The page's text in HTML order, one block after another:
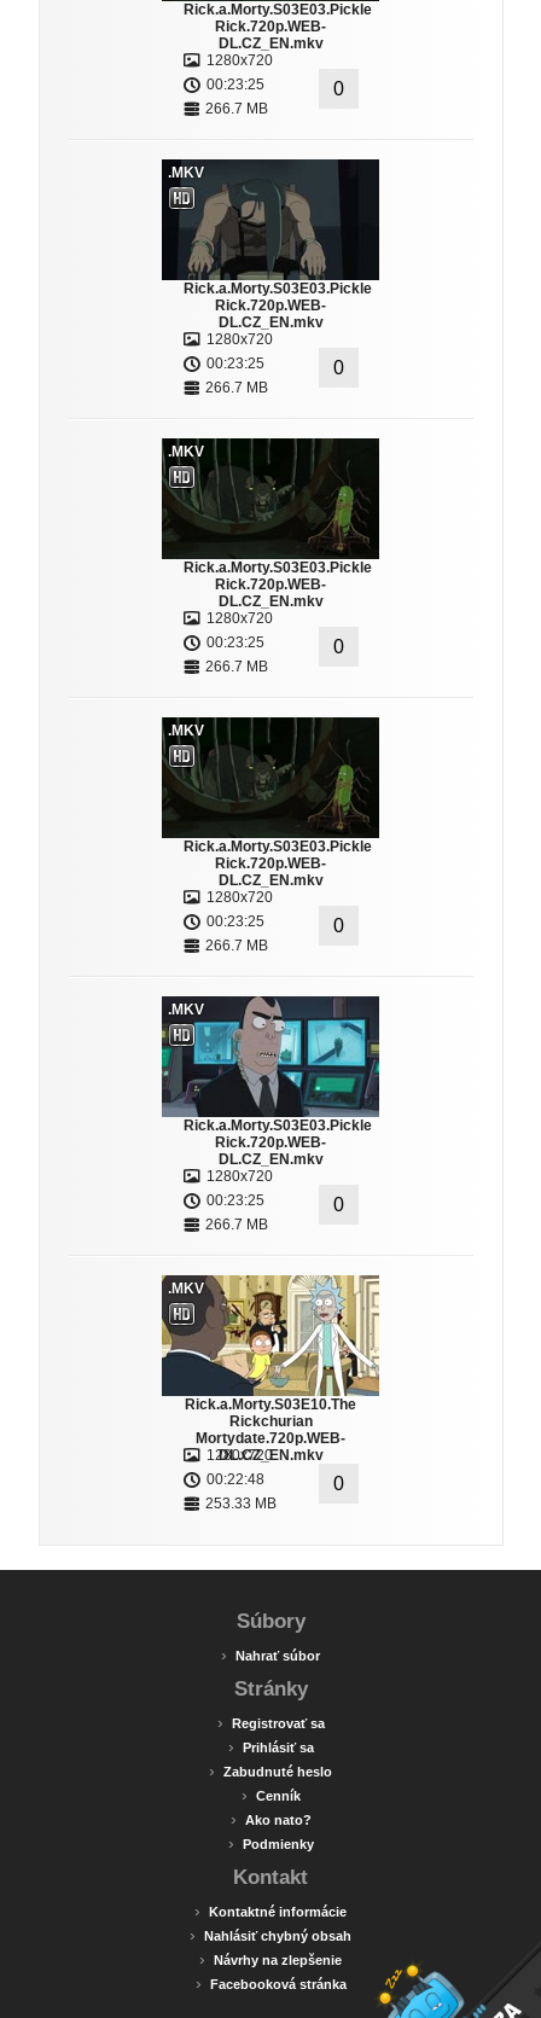
Rick.a.Morty.S03E03.Pickle
Rick.720p.WEB-
DL.CZ_EN.mkv
1280x720
00:23:25
266.7 MB
0
.MKV
Rick.a.Morty.S03E03.Pickle
Rick.720p.WEB-
DL.CZ_EN.mkv
1280x720
00:23:25
266.7 MB
0
.MKV
Rick.a.Morty.S03E03.Pickle
Rick.720p.WEB-
DL.CZ_EN.mkv
1280x720
00:23:25
266.7 MB
0
.MKV
Rick.a.Morty.S03E03.Pickle
Rick.720p.WEB-
DL.CZ_EN.mkv
1280x720
00:23:25
266.7 MB
0
.MKV
Rick.a.Morty.S03E03.Pickle
Rick.720p.WEB-
DL.CZ_EN.mkv
1280x720
00:23:25
266.7 MB
0
.MKV
Rick.a.Morty.S03E10.The
Rickchurian
Mortydate.720p.WEB-
DL.CZ_EN.mkv
1280x720
00:22:48
253.33 MB
0
Súbory
› Nahrať súbor
Stránky
› Registrovať sa
› Prihlásiť sa
› Zabudnuté heslo
› Cenník
› Ako nato?
› Podmienky
Kontakt
› Kontaktné informácie
› Nahlásiť chybný obsah
› Návrhy na zlepšenie
› Facebooková stránka